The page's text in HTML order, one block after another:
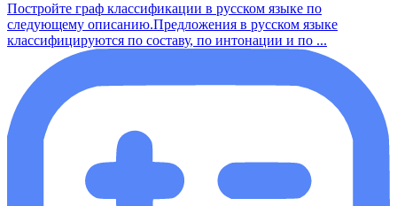
Постройте граф классификации в русском языке по
следующему описанию.Предложения в русском языке
классифицируются по составу, по интонации и по ...